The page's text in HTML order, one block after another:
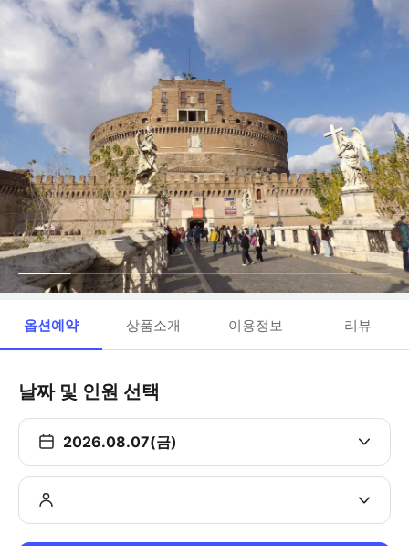
옵션예약 상품소개 이용정보 리뷰
날짜 및 인원 선택
2026.08.07(금)